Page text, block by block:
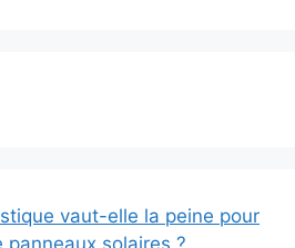
vaut-elle la peine pour
solaires ?